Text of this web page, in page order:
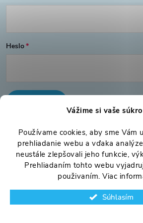
Vážime si vaše
Používame cookies, aby sme Vám
prehliadanie webu a vďaka
neustále zlepšovali jeho funkcie,
Prehliadaním tohto webu
použivaním. Viac
Súhlasím
e
Heslo
Nová registrácia
Zabudnuté heslo
Copyright 2026www.onlinovo.sk.